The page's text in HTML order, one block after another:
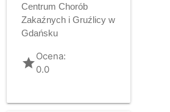
Centrum Chorób
Zakaźnych i Gruźlicy w
Gdańsku
gradeOcena:
0.0